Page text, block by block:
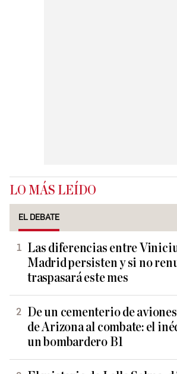
LO MÁS LEÍDO
EL DEBATE
Las diferencias entre
Madrid persisten y si no
traspasará este mes
De un cementerio de
de Arizona al combate: el
un bombardero B1